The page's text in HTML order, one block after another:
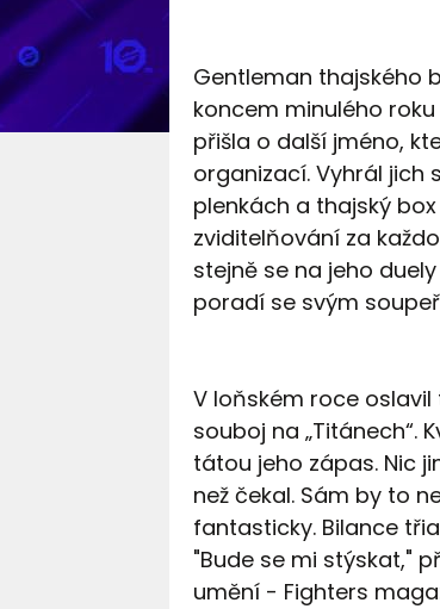
Gentleman thajského
koncem minulého
přišla o další jméno,
organizací. Vyhrál jich
plenkách a thajský
zviditelňování za
stejně se na jeho
poradí se svým
V loňském roce
souboj na „Titánech“.
tátou jeho zápas. Nic
než čekal. Sám by to
fantasticky. Bilance
"Bude se mi stýskat,"
umění - Fighters